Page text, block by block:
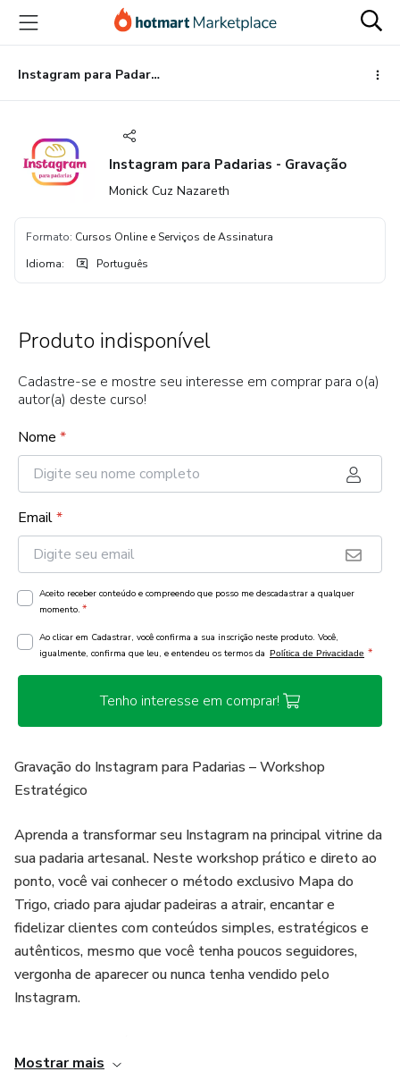
para
conteúdo
principal
para
pagamento
para
rodapé
Instagram para Padarias - Gravação
Instagram para Padarias - Gravação
Monick Cuz Nazareth
Formato: Cursos Online e Serviços de Assinatura
Idioma: Português
Produto indisponível
Cadastre-se e mostre seu interesse em comprar para o(a)
autor(a) deste curso!
Nome *
Email*
Aceito receber conteúdo e compreendo que posso me descadastrar a qualquer
momento. *
Ao clicar em Cadastrar, você confirma a sua inscrição neste produto. Você,
igualmente, confirma que leu, e entendeu os termos da Política de Privacidade *
Tenho interesse em comprar!
Gravação do Instagram para Padarias – Workshop
Estratégico
Aprenda a transformar seu Instagram na principal vitrine da
sua padaria artesanal. Neste workshop prático e direto ao
ponto, você vai conhecer o método exclusivo Mapa do
Trigo, criado para ajudar padeiras a atrair, encantar e
fidelizar clientes com conteúdos simples, estratégicos e
autênticos, mesmo que você tenha poucos seguidores,
vergonha de aparecer ou nunca tenha vendido pelo
Instagram.
postar sem rumo e começar a vender com clareza,
Mostrar mais